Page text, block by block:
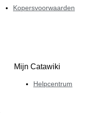
Kopersvoorwaarden
Mijn Catawiki
Helpcentrum